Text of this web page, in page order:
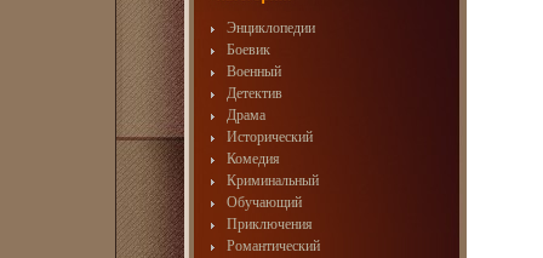
Энциклопедии
Боевик
Военный
Детектив
Драма
Исторический
Комедия
Криминальный
Обучающий
Приключения
Романтический